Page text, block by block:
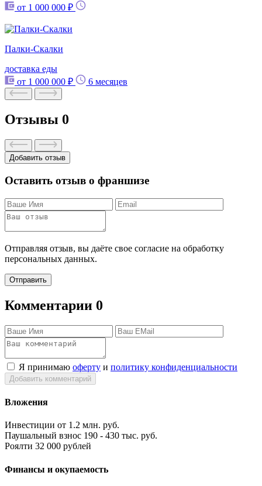
от 1 000 000 ₽
Палки-Скалки
доставка еды
от 1 000 000 ₽
6 месяцев
Отзывы 0
Добавить отзыв
Оставить отзыв о франшизе
Отправляя отзыв, вы даёте свое согласие на обработку
персональных данных.
Отправить
Комментарии 0
Я принимаю оферту и политику конфиденциальности
Добавить комментарий
Вложения
Инвестиции от 1.2 млн. руб.
Паушальный взнос 190 - 430 тыс. руб.
Роялти 32 000 рублей
Финансы и окупаемость